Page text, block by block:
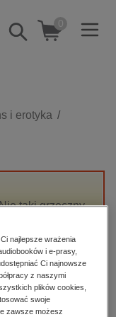
Pokaż/schowaj
wyszukiwarkę
0
informatyka
i erotyka
taki grzeczny
najlepsze wrażenia
i e-prasy,
Ci najnowsze
z naszymi
plików cookies,
swoje
zawsze możesz